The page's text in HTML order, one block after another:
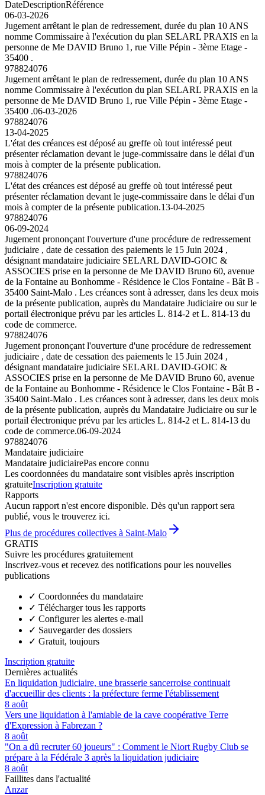
DateDescriptionRéférence
06-03-2026
Jugement arrêtant le plan de redressement, durée du plan 10 ANS
nomme Commissaire à l'exécution du plan SELARL PRAXIS en la
personne de Me DAVID Bruno 1, rue Ville Pépin - 3ème Etage -
35400 .
978824076
Jugement arrêtant le plan de redressement, durée du plan 10 ANS
nomme Commissaire à l'exécution du plan SELARL PRAXIS en la
personne de Me DAVID Bruno 1, rue Ville Pépin - 3ème Etage -
35400 .06-03-2026
978824076
13-04-2025
L'état des créances est déposé au greffe où tout intéressé peut
présenter réclamation devant le juge-commissaire dans le délai d'un
mois à compter de la présente publication.
978824076
L'état des créances est déposé au greffe où tout intéressé peut
présenter réclamation devant le juge-commissaire dans le délai d'un
mois à compter de la présente publication.13-04-2025
978824076
06-09-2024
Jugement prononçant l'ouverture d'une procédure de redressement
judiciaire , date de cessation des paiements le 15 Juin 2024 ,
désignant mandataire judiciaire SELARL DAVID-GOIC &
ASSOCIES prise en la personne de Me DAVID Bruno 60, avenue
de la Fontaine au Bonhomme - Résidence le Clos Fontaine - Bât B -
35400 Saint-Malo . Les créances sont à adresser, dans les deux mois
de la présente publication, auprès du Mandataire Judiciaire ou sur le
portail électronique prévu par les articles L. 814-2 et L. 814-13 du
code de commerce.
978824076
Jugement prononçant l'ouverture d'une procédure de redressement
judiciaire , date de cessation des paiements le 15 Juin 2024 ,
désignant mandataire judiciaire SELARL DAVID-GOIC &
ASSOCIES prise en la personne de Me DAVID Bruno 60, avenue
de la Fontaine au Bonhomme - Résidence le Clos Fontaine - Bât B -
35400 Saint-Malo . Les créances sont à adresser, dans les deux mois
de la présente publication, auprès du Mandataire Judiciaire ou sur le
portail électronique prévu par les articles L. 814-2 et L. 814-13 du
code de commerce.06-09-2024
978824076
Mandataire judiciaire
Mandataire judiciairePas encore connu
Les coordonnées du mandataire sont visibles après inscription
gratuiteInscription gratuite
Rapports
Aucun rapport n'est encore disponible. Dès qu'un rapport sera
publié, vous le trouverez ici.
Plus de procédures collectives à Saint-Malo
GRATIS
Suivre les procédures gratuitement
Inscrivez-vous et recevez des notifications pour les nouvelles
publications
✓ Coordonnées du mandataire
✓ Télécharger tous les rapports
✓ Configurer les alertes e-mail
✓ Sauvegarder des dossiers
✓ Gratuit, toujours
Inscription gratuite
Dernières actualités
En liquidation judiciaire, une brasserie sancerroise continuait
d'accueillir des clients : la préfecture ferme l'établissement
8 août
Vers une liquidation à l'amiable de la cave coopérative Terre
d'Expression à Fabrezan ?
8 août
"On a dû recruter 60 joueurs" : Comment le Niort Rugby Club se
prépare à la Fédérale 3 après la liquidation judiciaire
8 août
Faillites dans l'actualité
Anzar